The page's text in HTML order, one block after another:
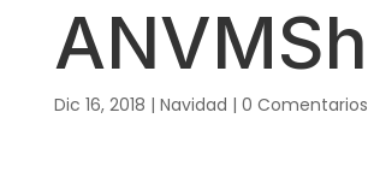
ANVMSh
Dic 16, 2018 | Navidad | 0 Comentarios